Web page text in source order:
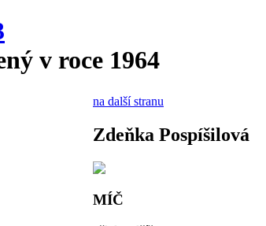
v roce 1964
na další stranu
Zdeňka Pospíšilová
MÍČ